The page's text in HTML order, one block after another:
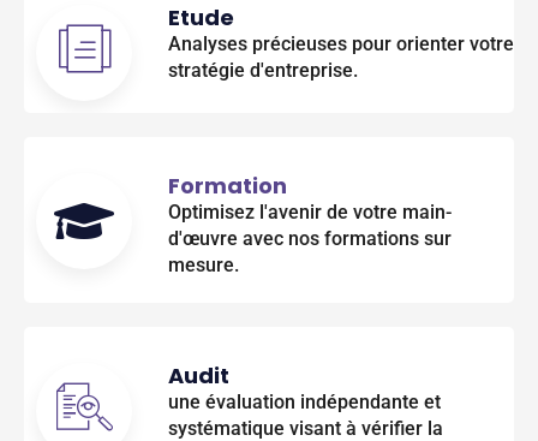
Etude
Analyses précieuses pour orienter votre
stratégie d'entreprise.
Formation
Optimisez l'avenir de votre main-
d'œuvre avec nos formations sur
mesure.
Audit
une évaluation indépendante et
systématique visant à vérifier la